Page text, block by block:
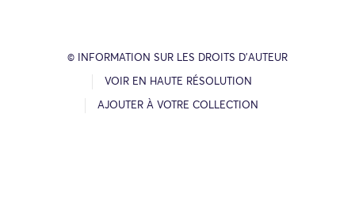
© INFORMATION SUR LES DROITS D’AUTEUR
VOIR EN HAUTE RÉSOLUTION
AJOUTER À VOTRE COLLECTION